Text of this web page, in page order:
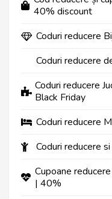
40% discount
Coduri reducere
Coduri reducere
Coduri reducere
Black Friday
Coduri reducere
Coduri reducere
Cupoane
| 40%